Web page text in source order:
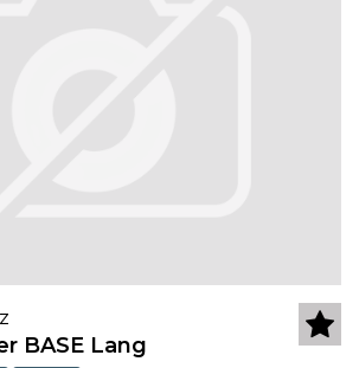
BASE Lang